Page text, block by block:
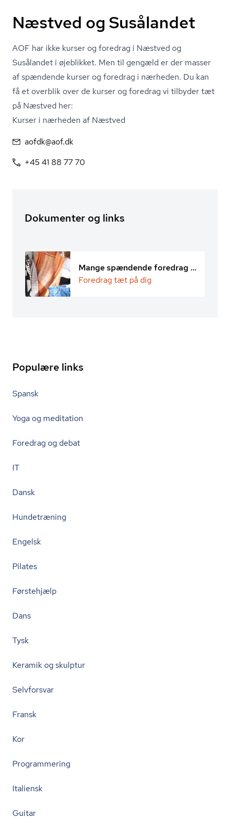
Næstved og Susålandet
AOF har ikke kurser og foredrag i Næstved og
Susålandet i øjeblikket. Men til gengæld er der masser
af spændende kurser og foredrag i nærheden. Du kan
få et overblik over de kurser og foredrag vi tilbyder tæt
på Næstved her:
Kurser i nærheden af Næstved
aofdk@aof.dk
+45 41 88 77 70
Dokumenter og links
Mange spændende foredrag i nærheden
Foredrag tæt på dig
Populære links
Spansk
Yoga og meditation
Foredrag og debat
IT
Dansk
Hundetræning
Engelsk
Pilates
Førstehjælp
Dans
Tysk
Keramik og skulptur
Selvforsvar
Fransk
Kor
Programmering
Italiensk
Guitar